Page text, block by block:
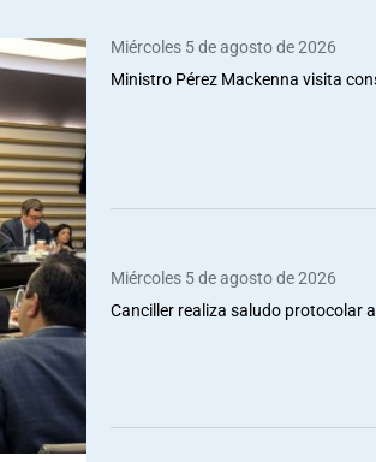
Miércoles 5 de agosto de 2026
Ministro Pérez Mackenna visita
Miércoles 5 de agosto de 2026
Canciller realiza saludo protocolar